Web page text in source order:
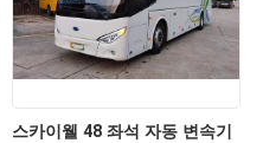
스카이웰 48 좌석 자동 변속기